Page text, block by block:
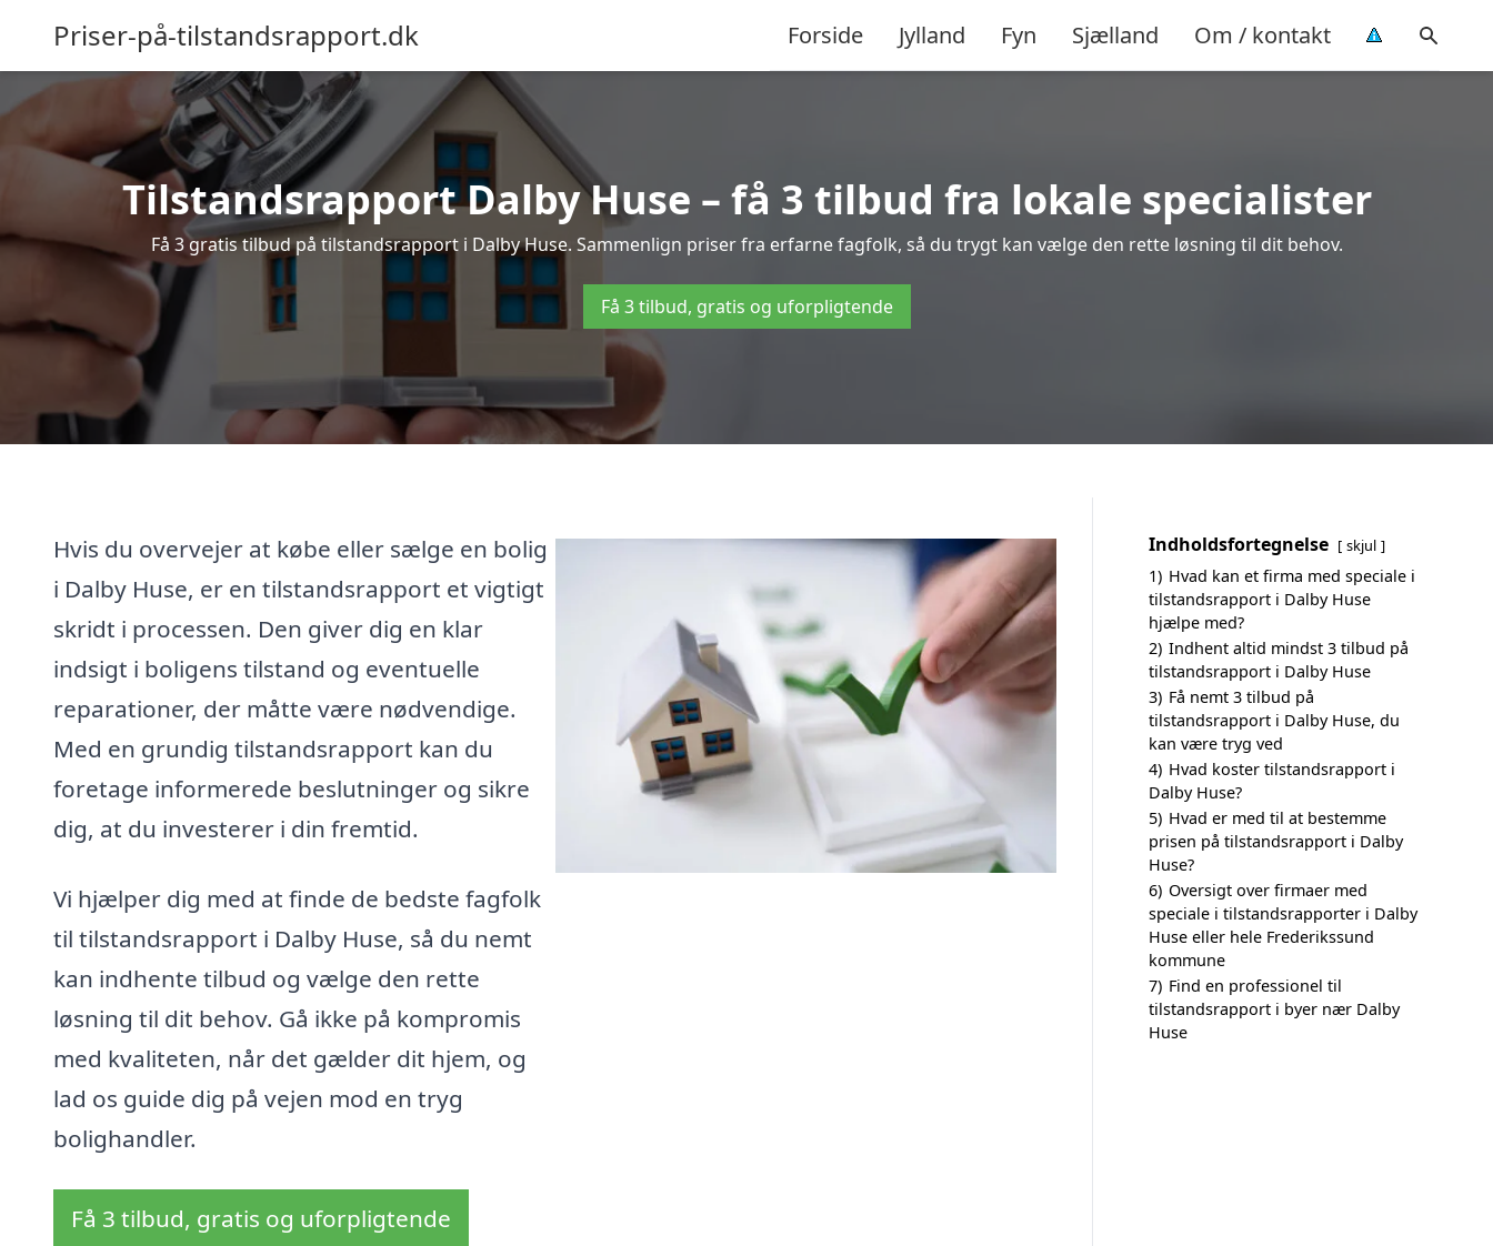
Priser-på-tilstandsrapport.dk Forside Jylland Fyn Sjælland Om / kontakt
Tilstandsrapport Dalby Huse – få 3 tilbud fra lokale specialister
Få 3 gratis tilbud på tilstandsrapport i Dalby Huse. Sammenlign priser fra erfarne fagfolk, så du trygt kan vælge den rette løsning til dit behov.
Få 3 tilbud, gratis og uforpligtende
Hvis du overvejer at købe eller sælge en bolig
i Dalby Huse, er en tilstandsrapport et vigtigt
skridt i processen. Den giver dig en klar
indsigt i boligens tilstand og eventuelle
reparationer, der måtte være nødvendige.
Med en grundig tilstandsrapport kan du
foretage informerede beslutninger og sikre
dig, at du investerer i din fremtid.
Vi hjælper dig med at finde de bedste fagfolk
til tilstandsrapport i Dalby Huse, så du nemt
kan indhente tilbud og vælge den rette
løsning til dit behov. Gå ikke på kompromis
med kvaliteten, når det gælder dit hjem, og
lad os guide dig på vejen mod en tryg
bolighandler.
Få 3 tilbud, gratis og uforpligtende
Indholdsfortegnelse skjul
1) Hvad kan et firma med speciale i
tilstandsrapport i Dalby Huse
hjælpe med?
2) Indhent altid mindst 3 tilbud på
tilstandsrapport i Dalby Huse
3) Få nemt 3 tilbud på
tilstandsrapport i Dalby Huse, du
kan være tryg ved
4) Hvad koster tilstandsrapport i
Dalby Huse?
5) Hvad er med til at bestemme
prisen på tilstandsrapport i Dalby
Huse?
6) Oversigt over firmaer med
speciale i tilstandsrapporter i Dalby
Huse eller hele Frederikssund
kommune
7) Find en professionel til
tilstandsrapport i byer nær Dalby
Huse